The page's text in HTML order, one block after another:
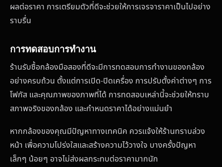
ผลต่อราคา การเตรียมตัวที่ดีจะช่วยให้การเจรจาราคาเป็นไปอย่าง
ราบรื่น
การทดสอบการทำงาน
ร้านรับซื้อกล้องมือสองที่ดีจะมีการทดสอบการทำงานของกล้อง
อย่างครบถ้วน ตั้งแต่การเปิด-ปิดเครื่อง การปรับตั้งค่าต่างๆ การ
โฟกัส และคุณภาพของภาพที่ได้ การทดสอบเหล่านี้จะช่วยให้ทราบ
สภาพจริงของกล้อง และกำหนดราคาได้อย่างแม่นยำ
หากกล้องของคุณมีปัญหาทางเทคนิค ควรแจ้งให้ร้านทราบล่วง
หน้า เพื่อความโปร่งใสและสร้างความไว้วางใจ บางครั้งปัญหา
เล็กๆ น้อยๆ อาจไม่ส่งผลกระทบต่อราคามากนัก